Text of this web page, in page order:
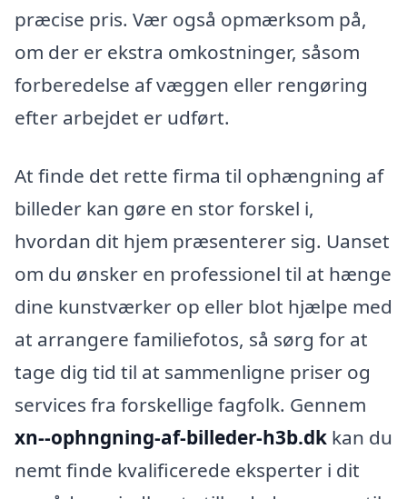
præcise pris. Vær også opmærksom på,
om der er ekstra omkostninger, såsom
forberedelse af væggen eller rengøring
efter arbejdet er udført.
At finde det rette firma til ophængning af
billeder kan gøre en stor forskel i,
hvordan dit hjem præsenterer sig. Uanset
om du ønsker en professionel til at hænge
dine kunstværker op eller blot hjælpe med
at arrangere familiefotos, så sørg for at
tage dig tid til at sammenligne priser og
services fra forskellige fagfolk. Gennem
xn--ophngning-af-billeder-h3b.dk kan du
nemt finde kvalificerede eksperter i dit